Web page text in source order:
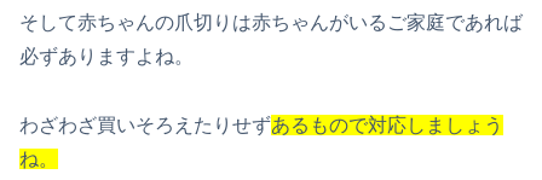
そして赤ちゃんの爪切りは赤ちゃんがいるご家庭であれば
必ずありますよね。
わざわざ買いそろえたりせずあるもので対応しましょう
ね。